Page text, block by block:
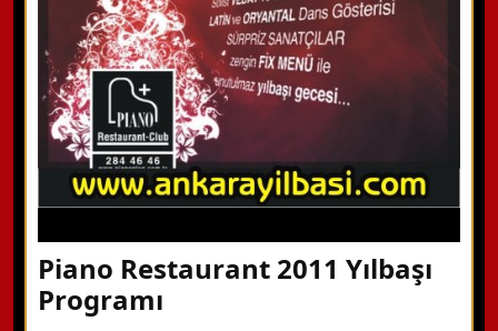
Detaylı Bilgi Alın
Piano Restaurant 2011 Yılbaşı
Programı